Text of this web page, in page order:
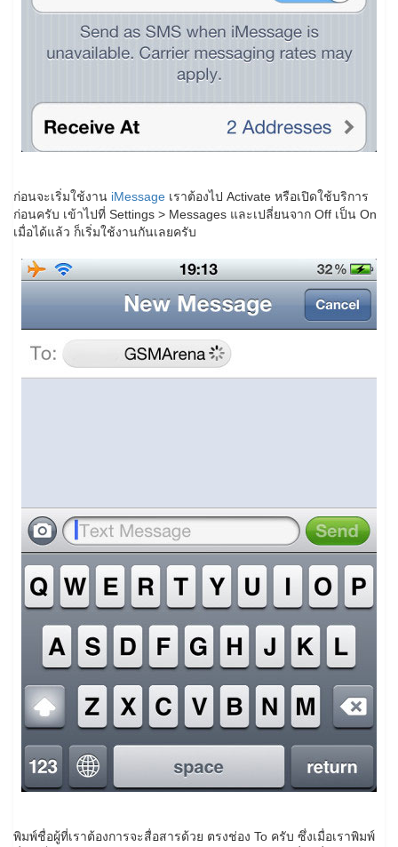
ก่อนจะเริ่มใช้งาน iMessage เราต้องไป Activate หรือเปิดใช้บริการ
ก่อนครับ เข้าไปที่ Settings > Messages และเปลี่ยนจาก Off เป็น On
เมื่อได้แล้ว ก็เริ่มใช้งานกันเลยครับ
พิมพ์ชื่อผู้ที่เราต้องการจะสื่อสารด้วย ตรงช่อง To ครับ ซึ่งเมื่อเราพิมพ์